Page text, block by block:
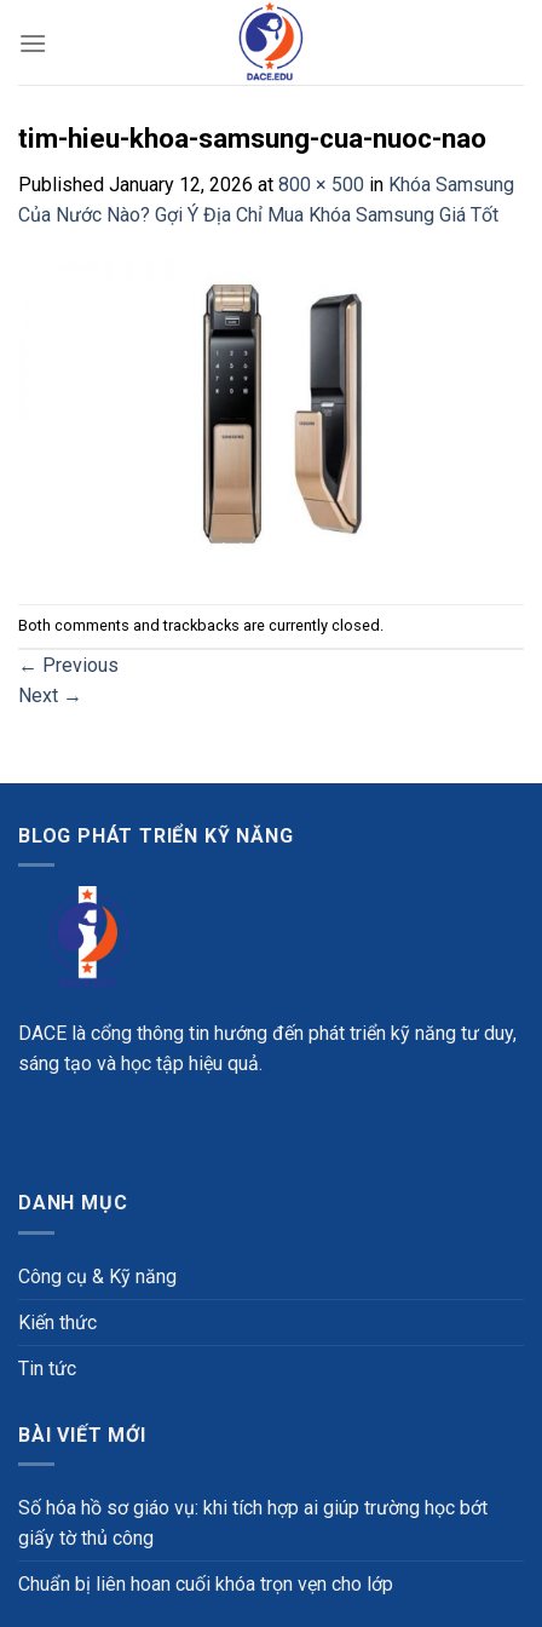
tim-hieu-khoa-samsung-cua-nuoc-nao
Published January 12, 2026 at 800 × 500 in Khóa Samsung
Của Nước Nào? Gợi Ý Địa Chỉ Mua Khóa Samsung Giá Tốt
Both comments and trackbacks are currently closed.
← Previous
Next →
BLOG PHÁT TRIỂN KỸ NĂNG
DACE là cổng thông tin hướng đến phát triển kỹ năng tư duy,
sáng tạo và học tập hiệu quả.
DANH MỤC
Công cụ & Kỹ năng
Kiến thức
Tin tức
BÀI VIẾT MỚI
Số hóa hồ sơ giáo vụ: khi tích hợp ai giúp trường học bớt
giấy tờ thủ công
Chuẩn bị liên hoan cuối khóa trọn vẹn cho lớp